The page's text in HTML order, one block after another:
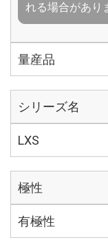
れる場合があり
量産品
シリーズ名
LXS
極性
有極性